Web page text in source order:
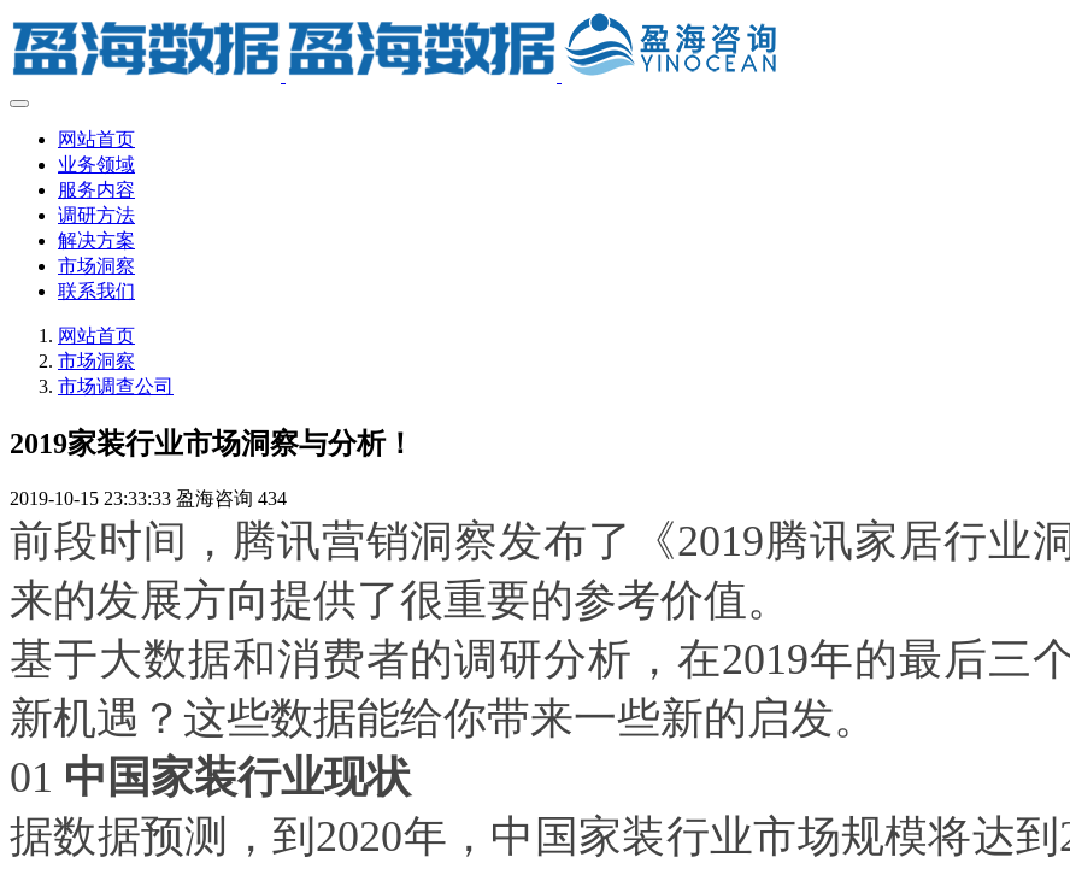
网站首页
业务领域
服务内容
调研方法
解决方案
市场洞察
联系我们
网站首页
市场洞察
市场调查公司
2019家装行业市场洞察与分析！
2019-10-15 23:33:33 盈海咨询 434
前段时间，腾讯营销洞察发布了《2019腾讯家居行业
来的发展方向提供了很重要的参考价值。
基于大数据和消费者的调研分析，在2019年的最后三
新机遇？这些数据能给你带来一些新的启发。
01 中国家装行业现状
据数据预测，到 2020年，中国家装行业市场规模将达到